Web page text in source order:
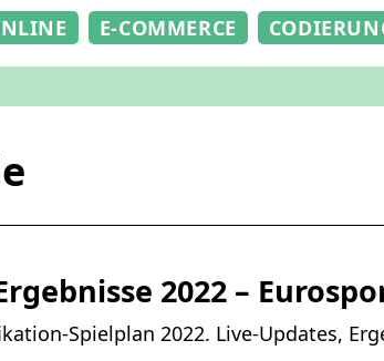
E-COMMERCE
2022 –
Spielplan 2022. Live-Updates,